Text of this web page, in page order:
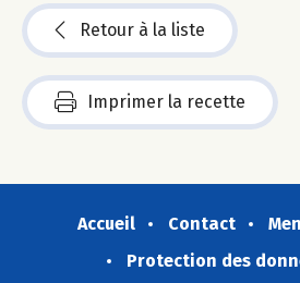
Retour à la liste
Imprimer la recette
Accueil Contact
Protection des